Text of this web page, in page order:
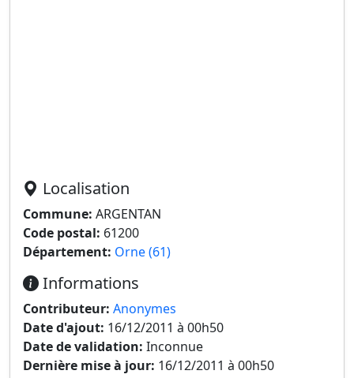
Localisation
Commune: ARGENTAN
Code postal: 61200
Département: Orne (61)
Informations
Contributeur: Anonymes
Date d'ajout: 16/12/2011 à 00h50
Date de validation: Inconnue
Dernière mise à jour: 16/12/2011 à 00h50